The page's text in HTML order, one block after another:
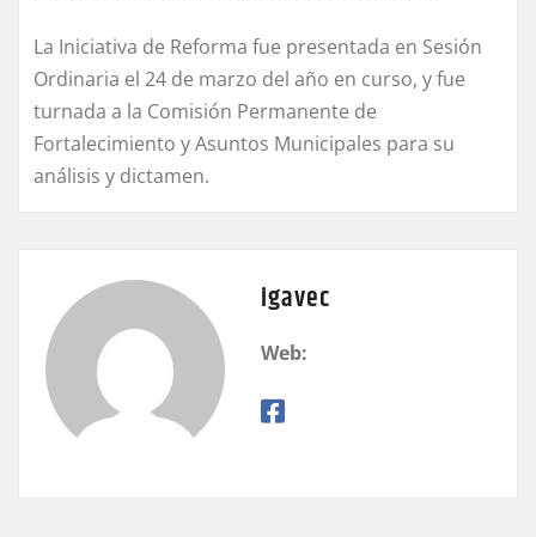
La Iniciativa de Reforma fue presentada en Sesión
Ordinaria el 24 de marzo del año en curso, y fue
turnada a la Comisión Permanente de
Fortalecimiento y Asuntos Municipales para su
análisis y dictamen.
igavec
Web: